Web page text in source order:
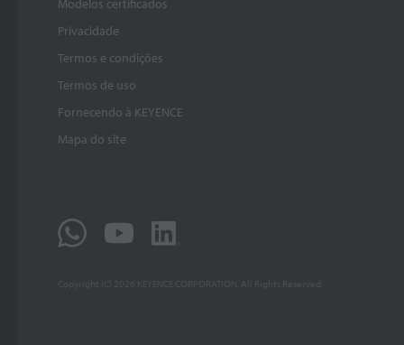
Modelos certificados
Privacidade
Termos e condições
Termos de uso
Fornecendo à KEYENCE
Mapa do site